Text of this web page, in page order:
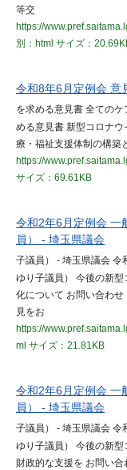
等交
https://
別：html サイズ：
令和8年6月定例会 意
を求める意見書 全ての
める意見書 新型コロナウ
療・福祉支援体制の構築
https://
サイズ：69.61KB
令和2年6月定例会 一
員） - 埼玉県議会
子議員） - 埼玉県議会 令
ゆり子議員） 今後の新型
化について お問い合わ
見をお
https://
ml サイズ：21.81KB
令和2年6月定例会 一
員） - 埼玉県議会
子議員） - 埼玉県議会 令
ゆり子議員） 今後の新型
財政的な支援を お問い